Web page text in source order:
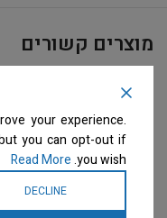
מוצרים קשורים
your experience.
you can opt-out if
you wish.
Read More
DECLINE